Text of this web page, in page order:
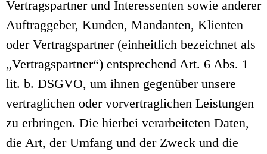
Vertragspartner und Interessenten sowie anderer
Auftraggeber, Kunden, Mandanten, Klienten
oder Vertragspartner (einheitlich bezeichnet als
„Vertragspartner“) entsprechend Art. 6 Abs. 1
lit. b. DSGVO, um ihnen gegenüber unsere
vertraglichen oder vorvertraglichen Leistungen
zu erbringen. Die hierbei verarbeiteten Daten,
die Art, der Umfang und der Zweck und die